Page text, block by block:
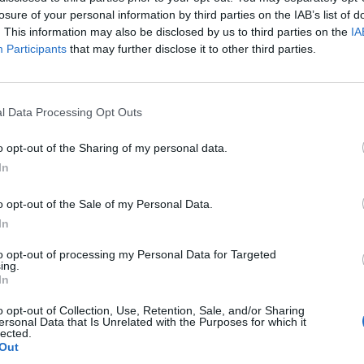
of your personal information by third parties on the IAB’s list of
This information may also be disclosed by us to third parties on the
Participants that may further disclose it to other third parties.
Data Processing Opt Outs
opt-out of the Sharing of my personal data.
opt-out of the Sale of my Personal Data.
opt-out of processing my Personal Data for Targeted
opt-out of Collection, Use, Retention, Sale, and/or Sharing
Data that Is Unrelated with the Purposes for which it
presidente russo Dmitri Medvedev, vice
Consiglio di Sicurezza di Mosca e
di Putin, ha postato sul suo
con un punto di domanda rosso. Il
Mosca adesso stanno festeggiando
si è dimesso. Autocrazie 1-Democrazie
Bianca su Rete4 facendo riferimento al